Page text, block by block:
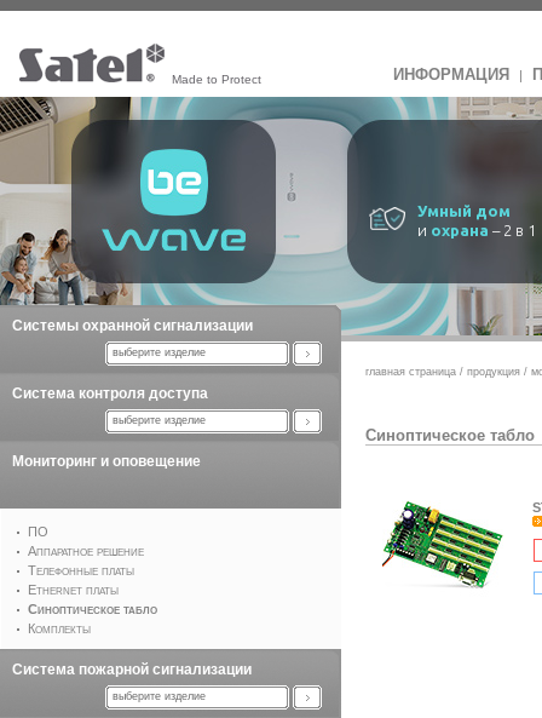
Made to Protect ИНФОРМАЦИЯ |
Умный дом
и охрана – 2 в 1
Системы охранной сигнализации
выберите изделие
Система контроля доступа
выберите изделие
Мониторинг и оповещение
ПО
Аппаратное решение
Телефонные платы
Ethernet платы
Синоптическое табло
Комплекты
Система пожарной сигнализации
выберите изделие
главная страница / продукция /
Синоптическое табло